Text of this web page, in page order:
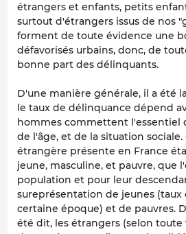
étrangers et enfants, petits
surtout d'étrangers issus de nos
forment de toute évidence une
défavorisés urbains, donc, de
bonne part des délinquants.
D'une manière générale, il a été
le taux de délinquance dépend
hommes commettent l'essentiel
de l'âge, et de la situation
étrangère présente en France
jeune, masculine, et pauvre, que
population et pour leur
sureprésentation de jeunes (taux
certaine époque) et de pauvres.
été dit, les étrangers (selon toute